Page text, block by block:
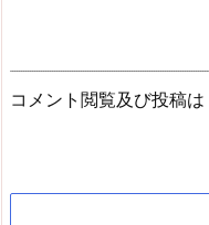
コメント閲覧及び投稿は